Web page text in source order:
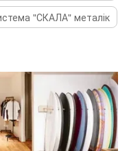
"СКАЛА" металік